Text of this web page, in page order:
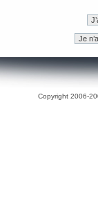
Copyright 2006-